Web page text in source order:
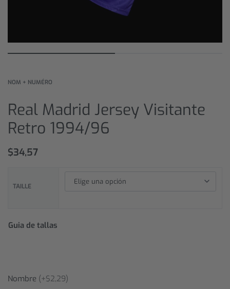
NOM + NUMÉRO
Real Madrid Jersey Visitante
Retro 1994/96
$34,57
TAILLE
Guia de tallas
Nombre (+$2,29)